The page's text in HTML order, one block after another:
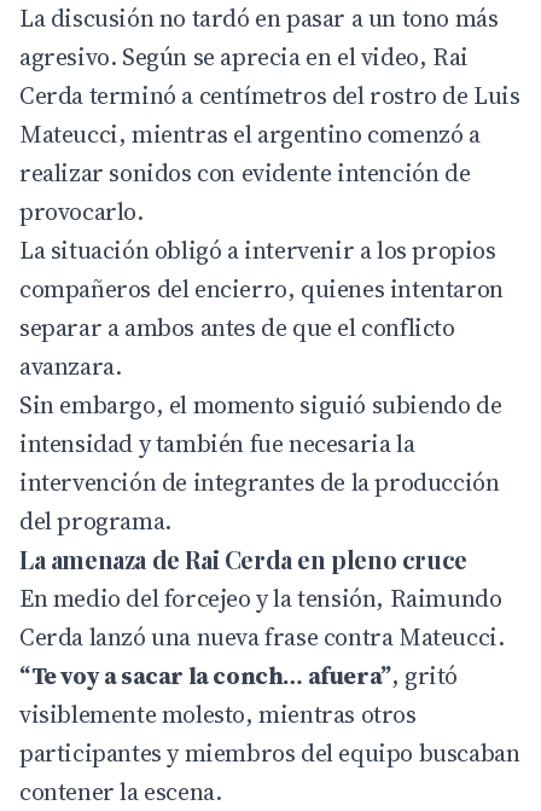
La discusión no tardó en pasar a un tono más
agresivo. Según se aprecia en el video, Rai
Cerda terminó a centímetros del rostro de Luis
Mateucci, mientras el argentino comenzó a
realizar sonidos con evidente intención de
provocarlo.
La situación obligó a intervenir a los propios
compañeros del encierro, quienes intentaron
separar a ambos antes de que el conflicto
avanzara.
Sin embargo, el momento siguió subiendo de
intensidad y también fue necesaria la
intervención de integrantes de la producción
del programa.
La amenaza de Rai Cerda en pleno cruce
En medio del forcejeo y la tensión, Raimundo
Cerda lanzó una nueva frase contra Mateucci.
“Te voy a sacar la conch… afuera”, gritó
visiblemente molesto, mientras otros
participantes y miembros del equipo buscaban
contener la escena.